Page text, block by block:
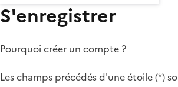
S'enregistrer
Pourquoi créer un compte ?
Les champs précédés d'une étoile (*)